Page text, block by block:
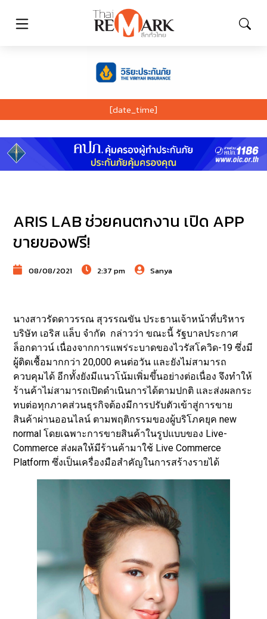
[date_time]
ARIS LAB ช่วยคนตกงาน เปิด APP
ขายของฟรี!
08/08/2021 2:37 pm Sanya
นางสาวรัดดาวรรณ สุวรรณขัน ประธานเจ้าหน้าที่บริหาร
บริษัท เอริส แล็บ จำกัด กล่าวว่า ขณะนี้ รัฐบาลประกาศ
ล็อกดาวน์ เนื่องจากการแพร่ระบาดของไวรัสโควิด-19 ซึ่งมี
ผู้ติดเชื้อมากกว่า 20,000 คนต่อวัน และยังไม่สามารถ
ควบคุมได้ อีกทั้งยังมีแนวโน้มเพิ่มขึ้นอย่างต่อเนื่อง จึงทำให้
ร้านค้าไม่สามารถเปิดดำเนินการได้ตามปกติ และส่งผลกระ
ทบต่อทุกภาคส่วนธุรกิจต้องมีการปรับตัวเข้าสู่การขาย
สินค้าผ่านออนไลน์ ตามพฤติกรรมของผู้บริโภคยุค new
normal โดยเฉพาะการขายสินค้าในรูปแบบของ Live-
Commerce ส่งผลให้มีร้านค้ามาใช้ Live Commerce
Platform ซึ่งเป็นเครื่องมือสำคัญในการสร้างรายได้